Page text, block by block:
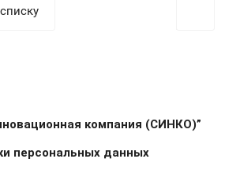
компания (СИНКО)”
персональных данных